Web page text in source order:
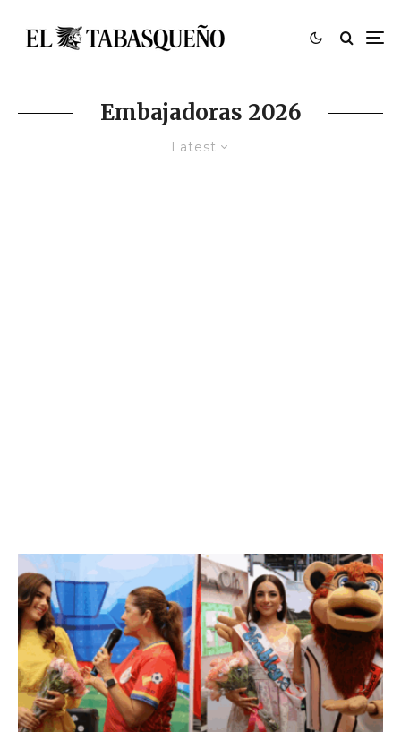
Embajadoras 2026
Latest